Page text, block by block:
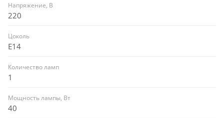
Напряжение, В
220
Цоколь
E14
Количество ламп
1
Мощность лампы, Вт
40